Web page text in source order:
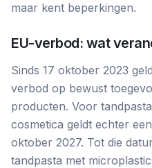
maar kent beperkingen.
EU-verbod: wat
Sinds 17 oktober 2023
verbod op bewust
producten. Voor
cosmetica geldt echter
oktober 2027. Tot die
tandpasta met